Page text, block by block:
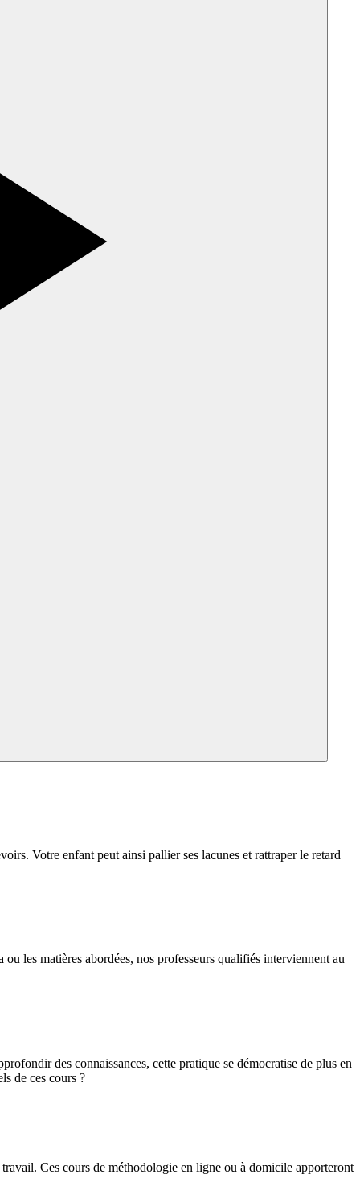
Votre enfant peut ainsi pallier ses lacunes et rattraper le retard
les matières abordées, nos professeurs qualifiés interviennent au
des connaissances, cette pratique se démocratise de plus en
de ces cours ?
Ces cours de méthodologie en ligne ou à domicile apporteront